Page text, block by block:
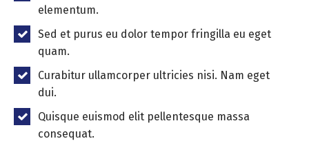
elementum.
Sed et purus eu dolor tempor fringilla eu eget
quam.
Curabitur ullamcorper ultricies nisi. Nam eget
dui.
Quisque euismod elit pellentesque massa
consequat.